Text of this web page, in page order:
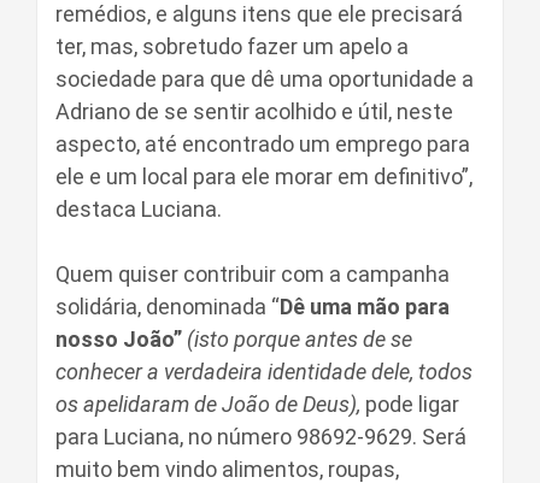
remédios, e alguns itens que ele precisará
ter, mas, sobretudo fazer um apelo a
sociedade para que dê uma oportunidade a
Adriano de se sentir acolhido e útil, neste
aspecto, até encontrado um emprego para
ele e um local para ele morar em definitivo”,
destaca Luciana.
Quem quiser contribuir com a campanha
solidária, denominada “Dê uma mão para
nosso João” (isto porque antes de se
conhecer a verdadeira identidade dele, todos
os apelidaram de João de Deus), pode ligar
para Luciana, no número 98692-9629. Será
muito bem vindo alimentos, roupas,